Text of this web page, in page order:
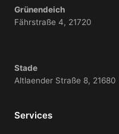
Grünendeich
Fährstraße 4, 21720
Stade
Altlaender Straße 8, 21680
Services